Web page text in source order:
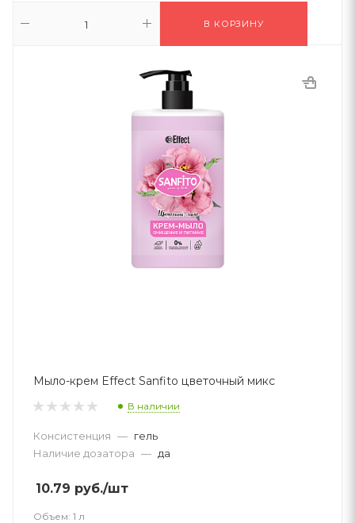
В КОРЗИНУ
Мыло-крем Effect Sanfito цветочный микс
В наличии
Консистенция — гель
Наличие дозатора — да
10.79 руб./шт
Объем: 1 л